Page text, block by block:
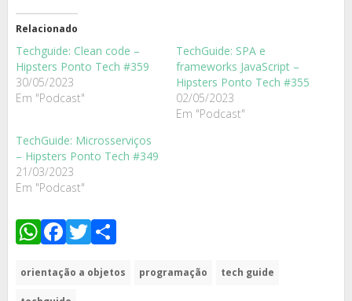
Relacionado
Techguide: Clean code –
Hipsters Ponto Tech #359
30/05/2023
Em "Podcast"
TechGuide: SPA e
frameworks JavaScript –
Hipsters Ponto Tech #355
02/05/2023
Em "Podcast"
TechGuide: Microsserviços
– Hipsters Ponto Tech #349
21/03/2023
Em "Podcast"
WhatsApp
Facebook
Twitter
orientação a objetos programação tech guide